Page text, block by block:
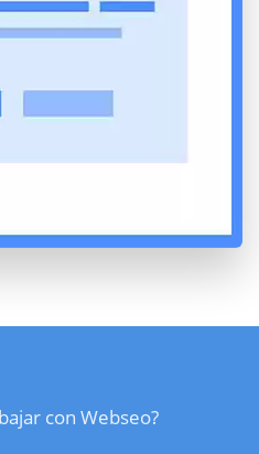
con Webseo?